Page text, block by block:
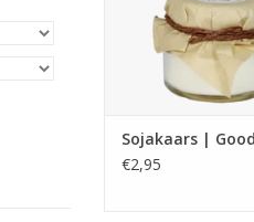
TOEVOEGEN AAN
Sojakaars |
€2,95